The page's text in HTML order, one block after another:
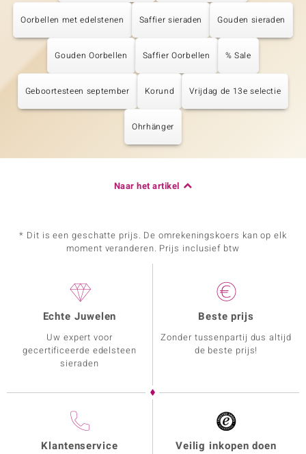
Oorbellen met edelstenen Saffier sieraden Gouden sieraden
Gouden Oorbellen Saffier Oorbellen % Sale
Geboortesteen september Korund Vrijdag de 13e selectie
Ohrhänger
Naar het artikel
* Dit is een geschatte prijs. De omrekeningskoers kan op elk
moment veranderen. Prijs inclusief btw
Echte Juwelen
Uw expert voor
gecertificeerde edelsteen
sieraden
Beste prijs
Zonder tussenpartij dus altijd
de beste prijs!
Klantenservice Veilig inkopen doen